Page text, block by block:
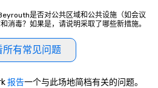
是否对公共区域和公共设施（如会议
消毒？如果是，请说明采取了哪些新措施。
所有常见问题
报告一个与此场地简档有关的问题。